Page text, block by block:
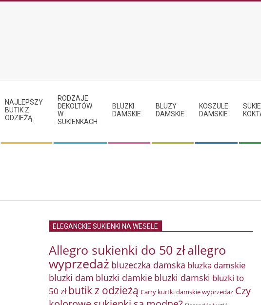
NAJLEPSZY
BUTIK Z
ODZIEŻĄ
RODZAJE
DEKOLTÓW
W
SUKIENKACH
BLUZKI
DAMSKIE
BLUZY
DAMSKIE
KOSZULE
DAMSKIE
ELEGANCKIE SUKIENKI NA WESELE
Allegro sukienki do 50 złallegro
wyprzedaż bluzeczka damska bluzka damskie
bluzki dam bluzki damkie bluzki damski bluzki to
50 zł butik z odzieżą Carry kurtki damskie wyprzedaż Czy